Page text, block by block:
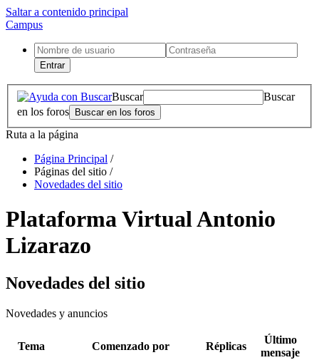
Saltar a contenido principal
Campus
Entrar
Buscar
Buscar
en los foros
Ruta a la página
Página Principal /
Páginas del sitio /
Novedades del sitio
Plataforma Virtual Antonio
Lizarazo
Novedades del sitio
Novedades y anuncios
Tema Comenzado por Réplicas
Último
mensaje